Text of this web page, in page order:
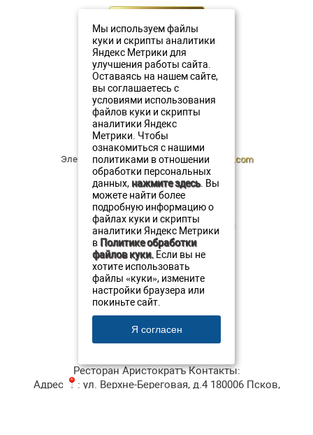
тел.:+7 (8112) 79-45-05
тел.:+7 911 380 20 20
тел.:+7 911 893 08 27
Viber+7 911 380 20 20
факс: +7 (8112) 79-45-11
Электронная почта:resto@oldestatehotel.com
Звоните :+7 (911) 380-20-20
:+7 (911) 893 08 27
:+7 (8112) 79 45 05
Написать нам
Меню
Ресторан АристократъКонтакты:
Адрес
: ул. Верхне-Береговая, д.4 180006 Псков,
Мы используем файлы
куки и скрипты аналитики
Яндекс Метрики для
улучшения работы сайта.
Оставаясь на нашем сайте,
вы соглашаетесь с
условиями использования
файлов куки и скрипты
аналитики Яндекс
Метрики. Чтобы
ознакомиться с нашими
политиками в отношении
обработки персональных
данных, нажмите здесь. Вы
можете найти более
подробную информацию о
файлах куки и скрипты
аналитики Яндекс Метрики
в Политике обработки
файлов куки. Если вы не
хотите использовать
файлы «куки», измените
настройки браузера или
покиньте сайт.
Я согласен